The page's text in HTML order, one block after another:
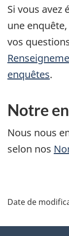
Si vous avez
une
vos
enquêtes.
Notre
Nous nous
selon nos
Date de